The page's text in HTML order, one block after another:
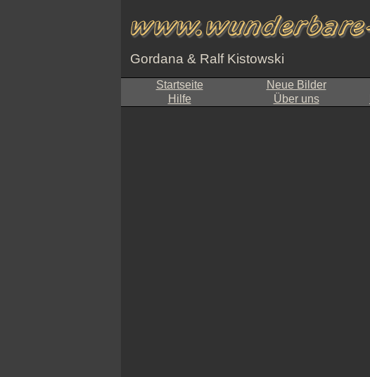
Gordana & Ralf Kistowski
Startseite Neue Bilder
Hilfe
Über uns